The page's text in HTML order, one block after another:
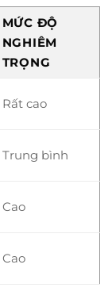
MỨC ĐỘ
NGHIÊM
TRỌNG
Rất cao
Trung bình
Cao
Cao